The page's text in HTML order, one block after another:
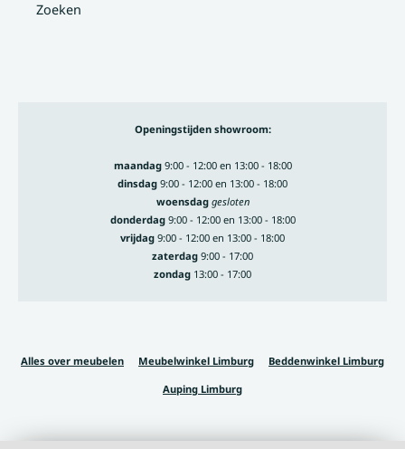
Zoeken
Openingstijden showroom:
maandag9:00 - 12:00 en 13:00 - 18:00
dinsdag 9:00 - 12:00 en 13:00 - 18:00
woensdaggesloten
donderdag9:00 - 12:00 en 13:00 - 18:00
vrijdag 9:00 - 12:00 en 13:00 - 18:00
zaterdag 9:00 - 17:00
zondag 13:00 - 17:00
Alles over meubelen Meubelwinkel Limburg Beddenwinkel Limburg
Auping Limburg